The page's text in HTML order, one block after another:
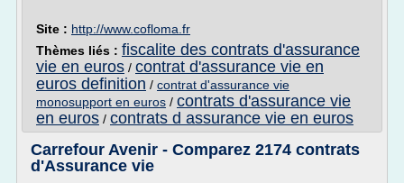
Site : http://www.cofloma.fr
Thèmes liés : fiscalite des contrats d'assurance
vie en euros / contrat d'assurance vie en
euros definition / contrat d'assurance vie
monosupport en euros / contrats d'assurance vie
en euros / contrats d assurance vie en euros
Carrefour Avenir - Comparez 2174 contrats
d'Assurance vie